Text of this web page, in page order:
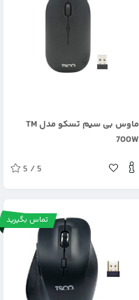
ماوس بی سیم تسکو مدل TM
700W
5 / 5
تماس بگیرید